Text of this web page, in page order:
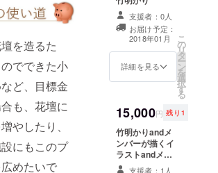
を造るた
でできた小
ど、目標金
も、花壇に
やしたり、
にもこのプ
めたいで
支援者：0人
お届け予定：
2018年01月
詳細を見る
こ
の
リ
タ
ー
ン
を
選
択
す
る
15,000円 残り1
竹明かりandメ
ンバーが描くイ
ラストandメン
バーが歌ったCD
支援者：1人